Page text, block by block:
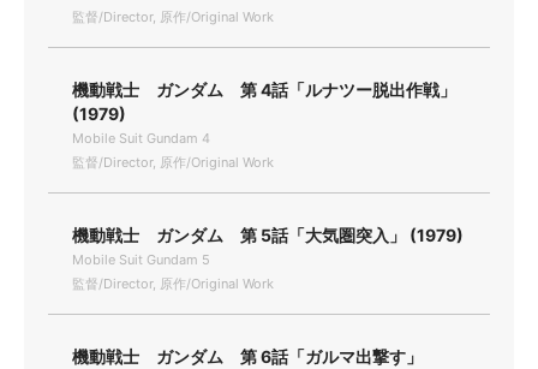
監督/Director, 原作/Original Work
機動戦士 ガンダム 第 4話「ルナツー脱出作戦」
(1979)
Mobile Suit Gundam 4
監督/Director, 原作/Original Work
機動戦士 ガンダム 第 5話「大気圏突入」 (1979)
Mobile Suit Gundam 5
監督/Director, 原作/Original Work
機動戦士 ガンダム 第 6話「ガルマ出撃す」